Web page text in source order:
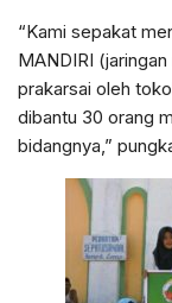
“Kami sepakat
MANDIRI
prakarsai oleh
dibantu 30 orang
bidangnya,”